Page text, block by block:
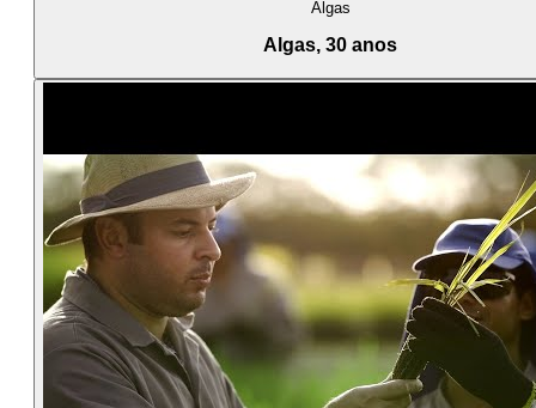
Algas
Algas, 30 anos